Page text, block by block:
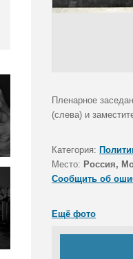
Пленарное
(слева) и
Категория:
Место: Россия,
Сообщить об
Ещё фото